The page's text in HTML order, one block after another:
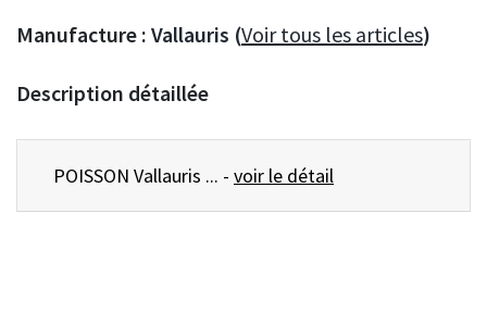
Manufacture : Vallauris (Voir tous les articles)
Description détaillée
POISSON Vallauris ... - voir le détail